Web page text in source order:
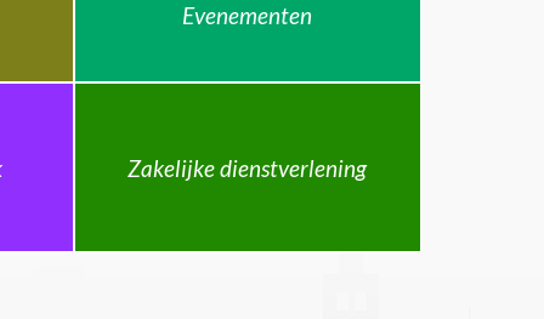
Evenementen
Zakelijke dienstverlening